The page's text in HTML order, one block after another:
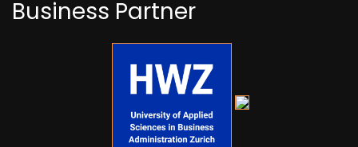
Business Partner